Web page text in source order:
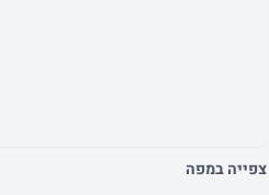
צפייה במפה